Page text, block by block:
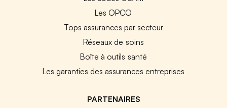
Les OPCO
Tops assurances par secteur
Réseaux de soins
Boîte à outils santé
Les garanties des assurances entreprises
PARTENAIRES